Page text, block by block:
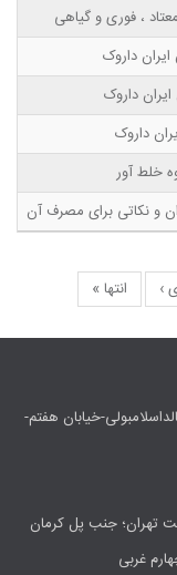
، فوری و گیاهی
داروک
داروک
داروک
و نکاتی برای مصرف آن
› انتها »
خیابان هفتم-
مخصوص به سمت تهران؛ جنب پل کرمان